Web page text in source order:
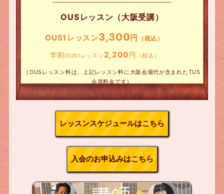
OUSレッスン（大阪受講）
OUS1レッスン3,300円 （税込）
学割OUS1レッスン 2,200円 （税込）
（OUSレッスン料は、上記レッスン料に大阪会場代が含まれたTUS
会員料金です）
レッスンスケジュールはこちら
入会のお申込みはこちら